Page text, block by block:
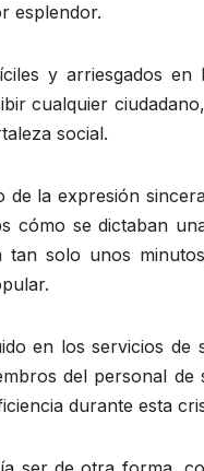
esplendor.
y arriesgados
cualquier
social.
la expresión
cómo se dictaban
tan solo unos
en los servicios
del personal
durante esta